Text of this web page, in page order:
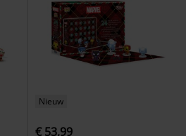
Nieuw
€ 53,99